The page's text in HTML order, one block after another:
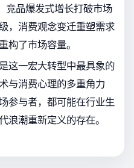
竞品爆发式增长打破市场
，消费观念变迁重塑需求
构了市场容量。
这一宏大转型中最具象的
消费心理的多重角力
参与者，都可能在行业生
浪潮重新定义的存在。